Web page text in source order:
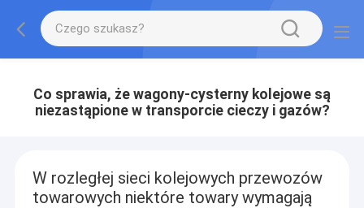
Co sprawia, że wagony-cysterny kolejowe są
niezastąpione w transporcie cieczy i gazów?
W rozległej sieci kolejowych przewozów
towarowych niektóre towary wymagają